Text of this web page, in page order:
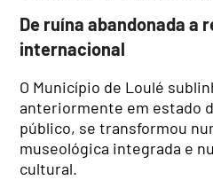
De ruína abandonada a
internacional
O Município de Loulé
anteriormente em estado
público, se transformou
museológica integrada e
cultural.